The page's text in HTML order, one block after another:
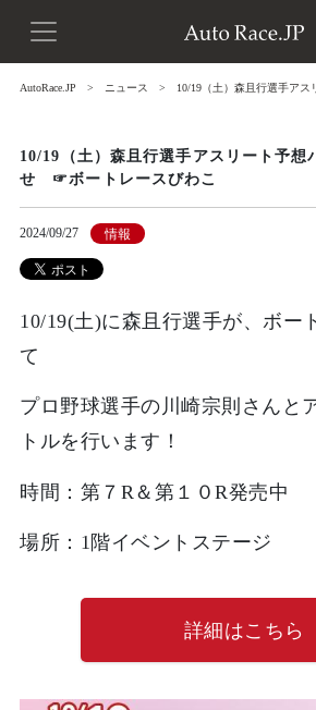
AutoRace.JP ニュース 10/19（土）森且行選手ア
10/19（土）森且行選手アスリート予想
せ ☞ボートレースびわこ
2024/09/27 情報
10/19(土)に森且行選手が、ボー
て
プロ野球選手の川崎宗則さんと
トルを行います！
時間：第７R＆第１０R発売中
場所：1階イベントステージ
詳細はこちら